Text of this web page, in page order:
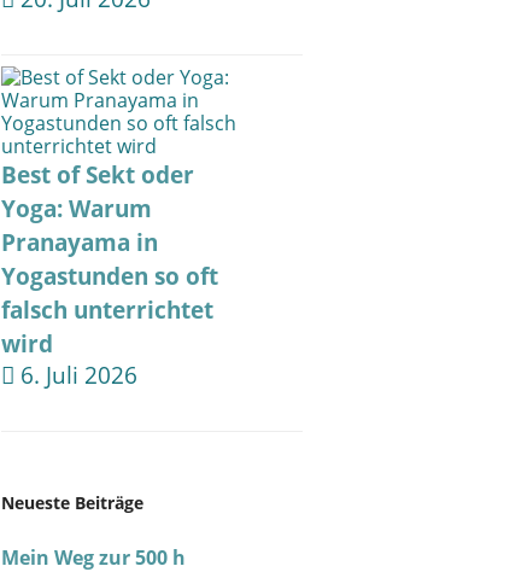
Best of Sekt oder
Yoga: Warum
Pranayama in
Yogastunden so oft
falsch unterrichtet
wird
6. Juli 2026
Neueste Beiträge
Mein Weg zur 500 h